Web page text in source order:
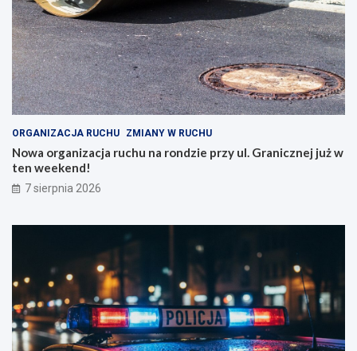
ORGANIZACJA RUCHU ZMIANY W RUCHU
Nowa organizacja ruchu na rondzie przy ul. Granicznej już w
ten weekend!
7 sierpnia 2026